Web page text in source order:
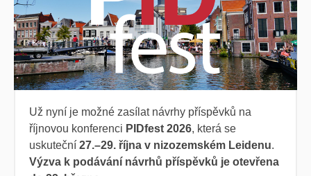
Už nyní je možné zasílat návrhy příspěvků na
říjnovou konferenci PIDfest 2026, která se
uskuteční 27.–29. října v nizozemském Leidenu.
Výzva k podávání návrhů příspěvků je otevřena